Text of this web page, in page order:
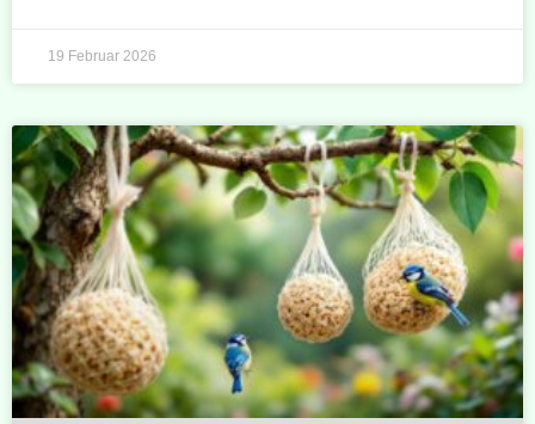
19 Februar 2026